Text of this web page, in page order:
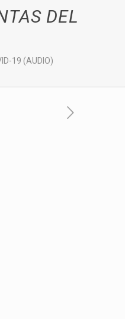
DEL
19 (AUDIO)